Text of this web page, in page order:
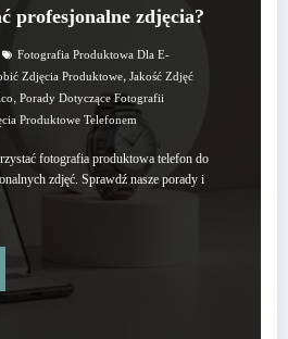
profesjonalne zdjęcia?
Fotografia Produktowa Dla E-
Zdjęcia Produktowe, Jakość Zdjęć
, Porady Dotyczące Fotografii
Produktowe Telefonem
fotografia produktowa telefon do
zdjęć. Sprawdź nasze porady i